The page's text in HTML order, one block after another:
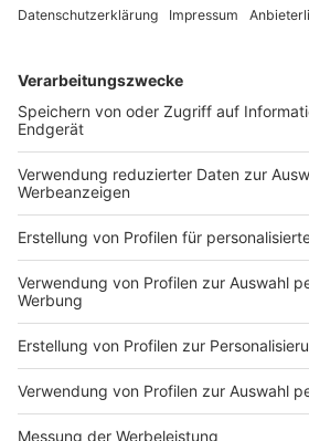
Versuch nicht zählt und wie er
DEINE GEMERKTEN ARTIKEL
Du hast dir noch keine Artikel
Markiere sie hierfür mit einem